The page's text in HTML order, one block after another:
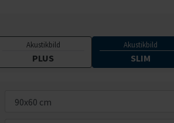
Akustikbild
PLUS
Akustikbild
SLIM